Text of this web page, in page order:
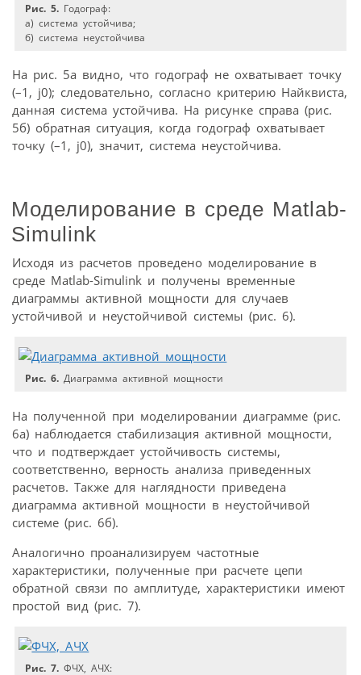
Рис. 5. Годограф:
а) система устойчива;
б) система неустойчива
На рис. 5а видно, что годограф не охватывает точку
(–1, j0); следовательно, согласно критерию Найквиста,
данная система устойчива. На рисунке справа (рис.
5б) обратная ситуация, когда годограф охватывает
точку (–1, j0), значит, система неустойчива.
Моделирование в среде Matlab-
Simulink
Исходя из расчетов проведено моделирование в
среде Matlab-Simulink и получены временные
диаграммы активной мощности для случаев
устойчивой и неустойчивой системы (рис. 6).
Рис. 6. Диаграмма активной мощности
На полученной при моделировании диаграмме (рис.
6а) наблюдается стабилизация активной мощности,
что и подтверждает устойчивость системы,
соответственно, верность анализа приведенных
расчетов. Также для наглядности приведена
диаграмма активной мощности в неустойчивой
системе (рис. 6б).
Аналогично проанализируем частотные
характеристики, полученные при расчете цепи
обратной связи по амплитуде, характеристики имеют
простой вид (рис. 7).
Рис. 7. ФЧХ, АЧХ: